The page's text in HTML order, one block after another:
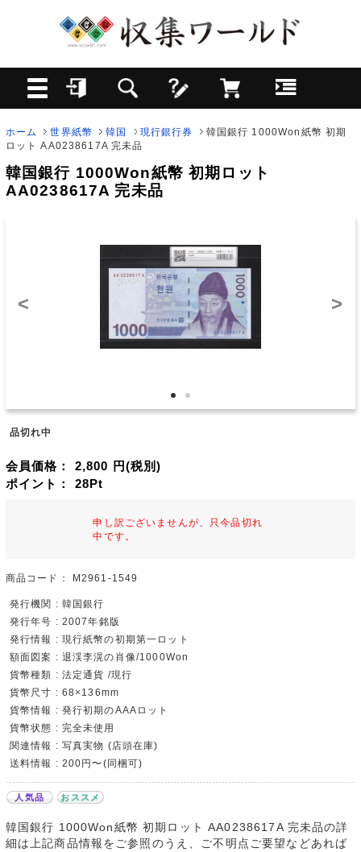
ホーム 世界紙幣 韓国 現行銀行券
韓国銀行 1000Won紙幣 初期
ロット AA0238617A 完未品
韓国銀行 1000Won紙幣 初期ロット
AA0238617A 完未品
< >
品切れ中
会員価格： 2,800 円(税別)
ポイント： 28Pt
申し訳ございませんが、只今品切れ
中です。
商品コード： M2961-1549
発行機関 : 韓国銀行
発行年号 : 2007年銘版
発行情報 : 現行紙幣の初期第一ロット
額面図案 : 退渓李滉の肖像/1000Won
貨幣種類 : 法定通貨 /現行
貨幣尺寸 : 68×136mm
貨幣情報 : 発行初期のAAAロット
貨幣状態 : 完全未使用
関連情報 : 写真実物 (店頭在庫)
送料情報 : 200円〜(同梱可)
人気品 おススメ
韓国銀行 1000Won紙幣 初期ロット AA0238617A 完未品の詳
細は上記商品情報をご参照のうえ、ご不明点ご要望などあれば